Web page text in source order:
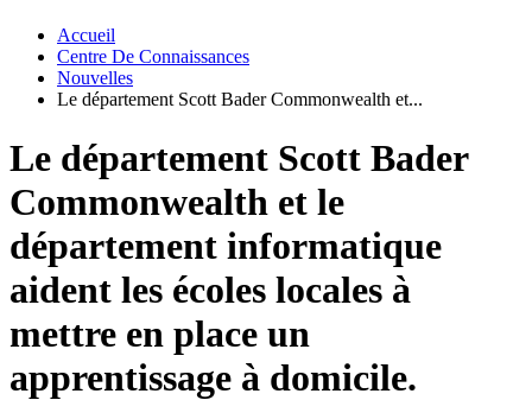
Accueil
Centre De Connaissances
Nouvelles
Le département Scott Bader Commonwealth et...
Le département Scott Bader
Commonwealth et le
département informatique
aident les écoles locales à
mettre en place un
apprentissage à domicile.